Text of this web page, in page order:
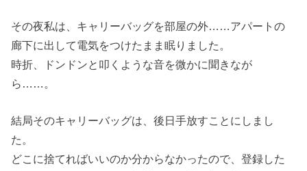
その夜私は、キャリーバッグを部屋の外……アパートの
廊下に出して電気をつけたまま眠りました。
時折、ドンドンと叩くような音を微かに聞きなが
ら……。
結局そのキャリーバッグは、後日手放すことにしまし
た。
どこに捨てればいいのか分からなかったので、登録した